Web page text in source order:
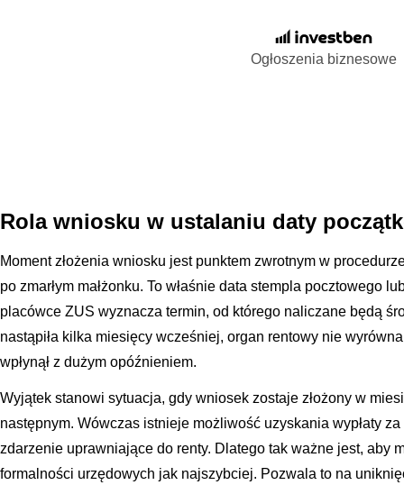
Ogłoszenia biznesowe
Rola wniosku w ustalaniu daty
Moment złożenia wniosku jest punktem zwrotnym w
po zmarłym małżonku. To właśnie data stempla pocztowego
placówce ZUS wyznacza termin, od którego naliczane będą
nastąpiła kilka miesięcy wcześniej, organ rentowy nie
wpłynął z dużym opóźnieniem.
Wyjątek stanowi sytuacja, gdy wniosek zostaje złożony w
następnym. Wówczas istnieje możliwość uzyskania wypłaty za
zdarzenie uprawniające do renty. Dlatego tak ważne jest, aby
formalności urzędowych jak najszybciej. Pozwala to na